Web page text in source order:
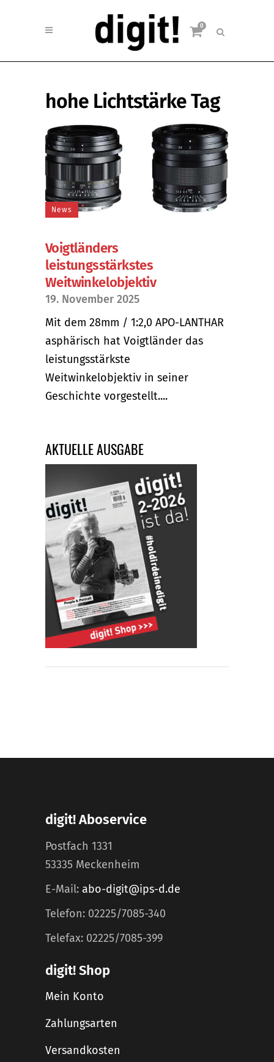
0
hohe Lichtstärke Tag
News
Voigtländers
leistungsstärkstes
Weitwinkelobjektiv
19. November 2025
Mit dem 28mm / 1:2,0 APO-LANTHAR
asphärisch hat Voigtländer das
leistungsstärkste
Weitwinkelobjektiv in seiner
Geschichte vorgestellt....
AKTUELLE AUSGABE
digit! Aboservice
Postfach 1331
53335 Meckenheim
E-Mail: abo-digit@ips-d.de
Telefon: 02225/7085-340
Telefax: 02225/7085-399
digit! Shop
Mein Konto
Zahlungsarten
Versandkosten